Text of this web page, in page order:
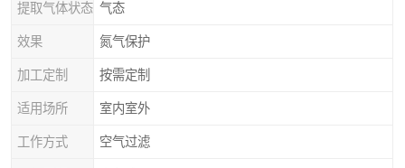
提取气体状态 气态
效果 氮气保护
加工定制 按需定制
适用场所 室内室外
工作方式 空气过滤